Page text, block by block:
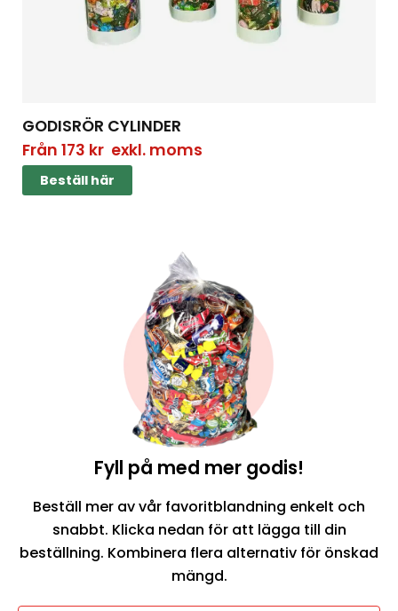
GODISRÖR CYLINDER
Från 173 krexkl. moms
Beställ här
Fyll på med mer godis!
Beställ mer av vår favoritblandning enkelt och
snabbt. Klicka nedan för att lägga till din
beställning. Kombinera flera alternativ för önskad
mängd.